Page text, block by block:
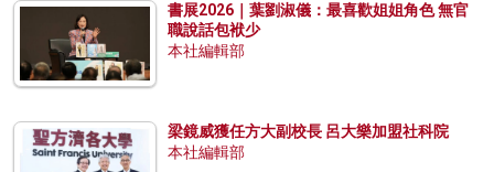
書展2026｜葉劉淑儀：最喜歡姐姐角色 無官
職說話包袱少
本社編輯部
梁鏡威獲任方大副校長 呂大樂加盟社科院
本社編輯部